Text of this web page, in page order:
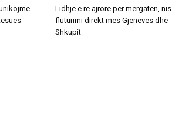
Lidhje e re ajrore për mërgatën, nis
fluturimi direkt mes Gjenevës dhe
Shkupit